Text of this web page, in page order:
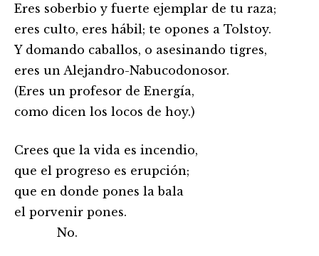
Eres soberbio y fuerte ejemplar de tu raza;
eres culto, eres hábil; te opones a Tolstoy.
Y domando caballos, o asesinando tigres,
eres un Alejandro-Nabucodonosor.
(Eres un profesor de Energía,
como dicen los locos de hoy.)
Crees que la vida es incendio,
que el progreso es erupción;
que en donde pones la bala
el porvenir pones.
No.